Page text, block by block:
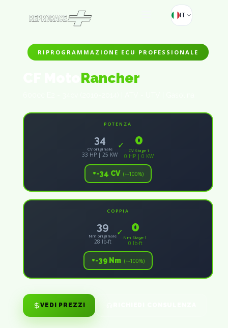
IT
RIPROGRAMMAZIONE ECU PROFESSIONALE
Rancher
POTENZA
34
CV originale
33 HP | 25 KW
✓ 0
CV Stage 1
0 HP | 0 KW
+-34 CV (+-100%)
COPPIA
39
Nm originale
28 lb-ft
✓ 0
Nm Stage 1
0 lb-ft
+-39 Nm (+-100%)
VEDI PREZZI